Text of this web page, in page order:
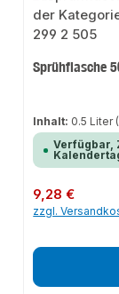
Sprühflasche
Inhalt: 0.5 Liter
Verfügbar,
Regulärer Preis:
9,28 €
zzgl.